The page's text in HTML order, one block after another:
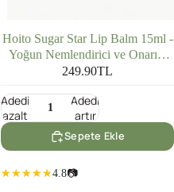
Hoito Sugar Star Lip Balm 15ml -
Yoğun Nemlendirici ve Onarıcı
Dudak Balmı
249.90TL
Adedi
azalt
Adedi
artır
Sepete Ekle
4.8📷